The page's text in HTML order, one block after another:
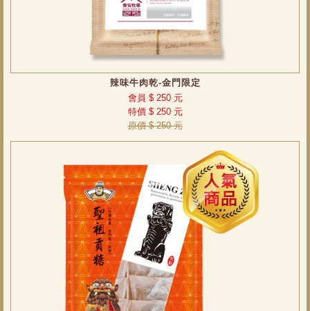
辣味牛肉乾-金門限定
會員 $ 250 元
特價 $ 250 元
原價 $ 250 元